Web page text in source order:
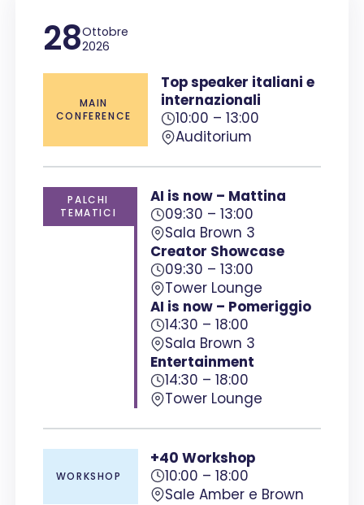
28Ottobre
2026
MAIN
CONFERENCE
Top speaker italiani e
internazionali
10:00 – 13:00
Auditorium
PALCHI
TEMATICI
AI is now – Mattina
09:30 – 13:00
Sala Brown 3
Creator Showcase
09:30 – 13:00
Tower Lounge
AI is now – Pomeriggio
14:30 – 18:00
Sala Brown 3
Entertainment
14:30 – 18:00
Tower Lounge
WORKSHOP
+40 Workshop
10:00 – 18:00
Sale Amber e Brown